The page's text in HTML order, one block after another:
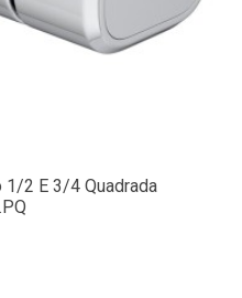
2 E 3/4 Quadrada